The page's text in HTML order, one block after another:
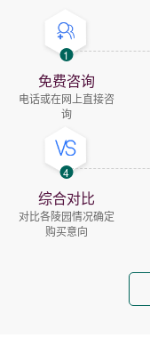
1
免费咨询
电话或在网上直接咨
询
4
综合对比
对比各陵园情况确定
购买意向